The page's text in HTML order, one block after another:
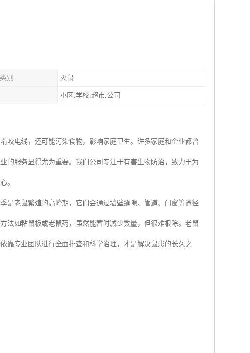
别 灭鼠
小区,学校,超市,公司
咬电线，还可能污染食物，影响家庭卫生。许多家庭和企业都曾
的服务显得尤为重要。我们公司专注于有害生物防治，致力于为
。
是老鼠繁殖的高峰期，它们会通过墙壁缝隙、管道、门窗等途径
法如粘鼠板或老鼠药，虽然能暂时减少数量，但很难根除。老鼠
靠专业团队进行全面排查和科学治理，才是解决鼠患的长久之